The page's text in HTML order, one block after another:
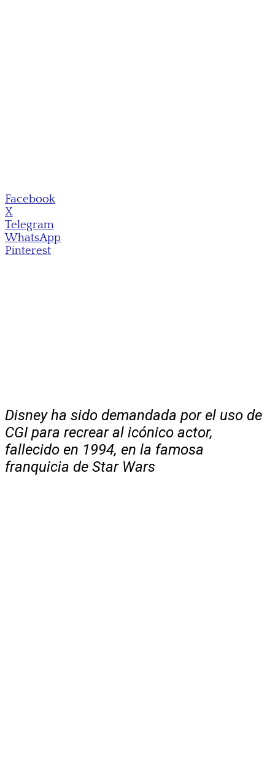
Facebook
X
Telegram
WhatsApp
Pinterest
Disney ha sido demandada por el uso de
CGI para recrear al icónico actor,
fallecido en 1994, en la famosa
franquicia de Star Wars